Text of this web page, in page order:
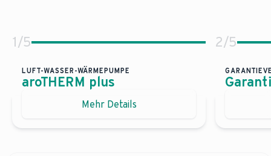
1/5
LUFT-WASSER-WÄRMEPUMPE
aroTHERM plus
Mehr Details
Herzstück des Wärmepumpensystems
Luft-Wasser-Wärmepumpe aroTHERM plus
2/5